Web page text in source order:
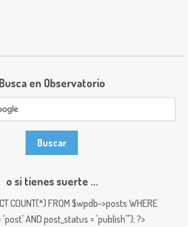
Busca en Observatorio
o si tienes suerte ...
COUNT(*) FROM $wpdb->posts WHERE
'post' AND post_status = 'publish'"); ?>